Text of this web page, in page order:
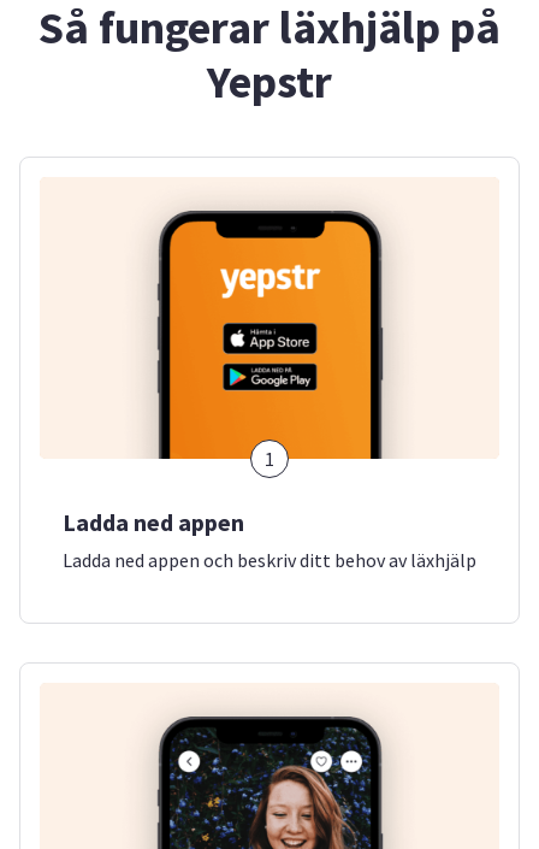
Så fungerar läxhjälp på
Yepstr
1
Ladda ned appen
Ladda ned appen och beskriv ditt behov av läxhjälp